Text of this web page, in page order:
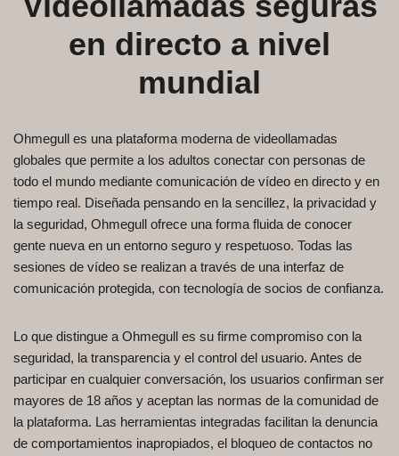
en directo a nivel
mundial
Ohmegull es una plataforma moderna de videollamadas
globales que permite a los adultos conectar con personas de
todo el mundo mediante comunicación de vídeo en directo y en
tiempo real. Diseñada pensando en la sencillez, la privacidad y
la seguridad, Ohmegull ofrece una forma fluida de conocer
gente nueva en un entorno seguro y respetuoso. Todas las
sesiones de vídeo se realizan a través de una interfaz de
comunicación protegida, con tecnología de socios de confianza.
Lo que distingue a Ohmegull es su firme compromiso con la
seguridad, la transparencia y el control del usuario. Antes de
participar en cualquier conversación, los usuarios confirman ser
mayores de 18 años y aceptan las normas de la comunidad de
la plataforma. Las herramientas integradas facilitan la denuncia
de comportamientos inapropiados, el bloqueo de contactos no